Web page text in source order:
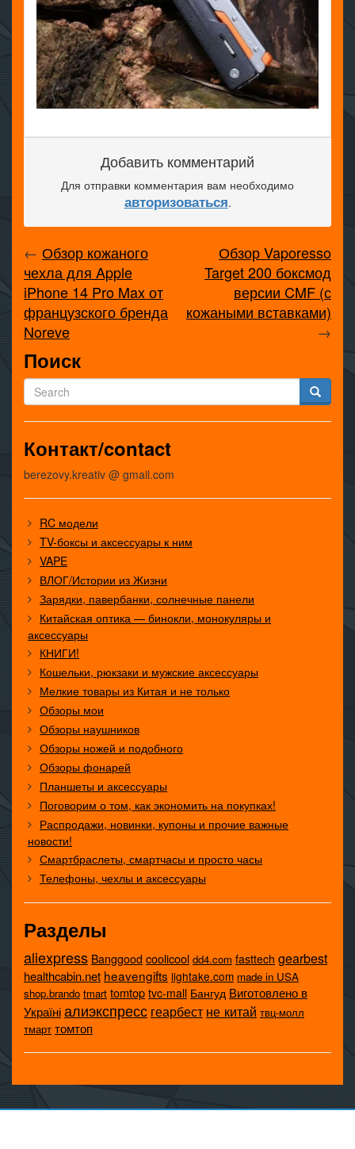
Добавить комментарий
Для отправки комментария вам необходимо
авторизоваться.
← Обзор кожаного
чехла для Apple
iPhone 14 Pro Max от
французского бренда
Noreve
Обзор Vaporesso
Target 200 боксмод
версии CMF (с
кожаными вставками)
→
Поиск
Контакт/contact
berezovy.kreativ @ gmail.com
RC модели
TV-боксы и аксессуары к ним
VAPE
ВЛОГ/Истории из Жизни
Зарядки, павербанки, солнечные панели
Китайская оптика — бинокли, монокуляры и
аксессуары
КНИГИ!
Кошельки, рюкзаки и мужские аксессуары
Мелкие товары из Китая и не только
Обзоры мои
Обзоры наушников
Обзоры ножей и подобного
Обзоры фонарей
Планшеты и аксессуары
Поговорим о том, как экономить на покупках!
Распродажи, новинки, купоны и прочие важные
новости!
Смартбраслеты, смартчасы и просто часы
Телефоны, чехлы и аксессуары
Разделы
aliexpress Banggood coolicool dd4.com fasttech gearbest
healthcabin.net heavengifts lightake.com made in USA
shop.brando tmart tomtop tvc-mall Бангуд Виготовлено в
Україніалиэкспресс геарбест не китай твц-молл
тмарт томтоп